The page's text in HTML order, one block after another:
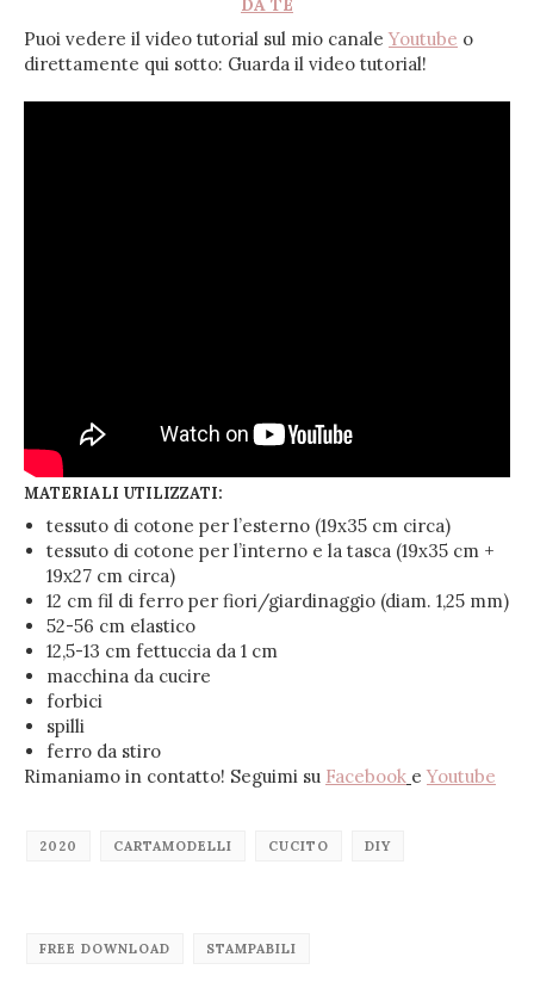
DA TE
Puoi vedere il video tutorial sul mio canale Youtube o
direttamente qui sotto: Guarda il video tutorial!
MATERIALI UTILIZZATI:
tessuto di cotone per l’esterno (19x35 cm circa)
tessuto di cotone per l’interno e la tasca (19x35 cm +
19x27 cm circa)
12 cm fil di ferro per fiori/giardinaggio (diam. 1,25 mm)
52-56 cm elastico
12,5-13 cm fettuccia da 1 cm
macchina da cucire
forbici
spilli
ferro da stiro
Rimaniamo in contatto! Seguimi su Facebook e Youtube
2020 CARTAMODELLI CUCITO DIY
FREE DOWNLOAD STAMPABILI